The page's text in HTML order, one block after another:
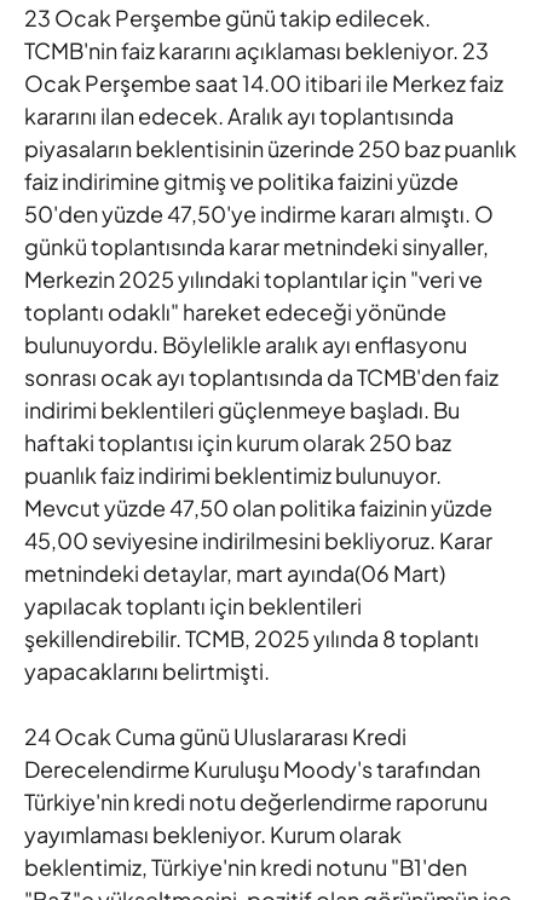
23 Ocak Perşembe günü takip edilecek.
TCMB'nin faiz kararını açıklaması bekleniyor. 23
Ocak Perşembe saat 14.00 itibari ile Merkez faiz
kararını ilan edecek. Aralık ayı toplantısında
piyasaların beklentisininüzerinde 250 baz puanlık
faiz indirimine gitmiş ve politika faiziniyüzde
50'den yüzde 47,50'ye indirme kararı almıştı. O
günkütoplantısında karar metnindeki sinyaller,
Merkezin 2025 yılındakitoplantılar için "veri ve
toplantı odaklı" hareket edeceği yönünde
bulunuyordu. Böylelikle aralık ayı enflasyonu
sonrası ocak ayıtoplantısında da TCMB'den faiz
indirimi beklentileri güçlenmeye başladı. Bu
haftaki toplantısı için kurum olarak 250 baz
puanlık faizindirimi beklentimiz bulunuyor.
Mevcut yüzde 47,50 olan politikafaizinin yüzde
45,00 seviyesine indirilmesini bekliyoruz. Karar
metnindeki detaylar, mart ayında(06 Mart)
yapılacak toplantı içinbeklentileri
şekillendirebilir. TCMB, 2025 yılında 8 toplantı
yapacaklarını belirtmişti.
24 Ocak Cuma günü Uluslararası Kredi
Derecelendirme Kuruluşu Moody's tarafından
Türkiye'nin kredi notu değerlendirme raporunu
yayımlaması bekleniyor. Kurum olarak
beklentimiz, Türkiye'nin kredi notunu "B1'den